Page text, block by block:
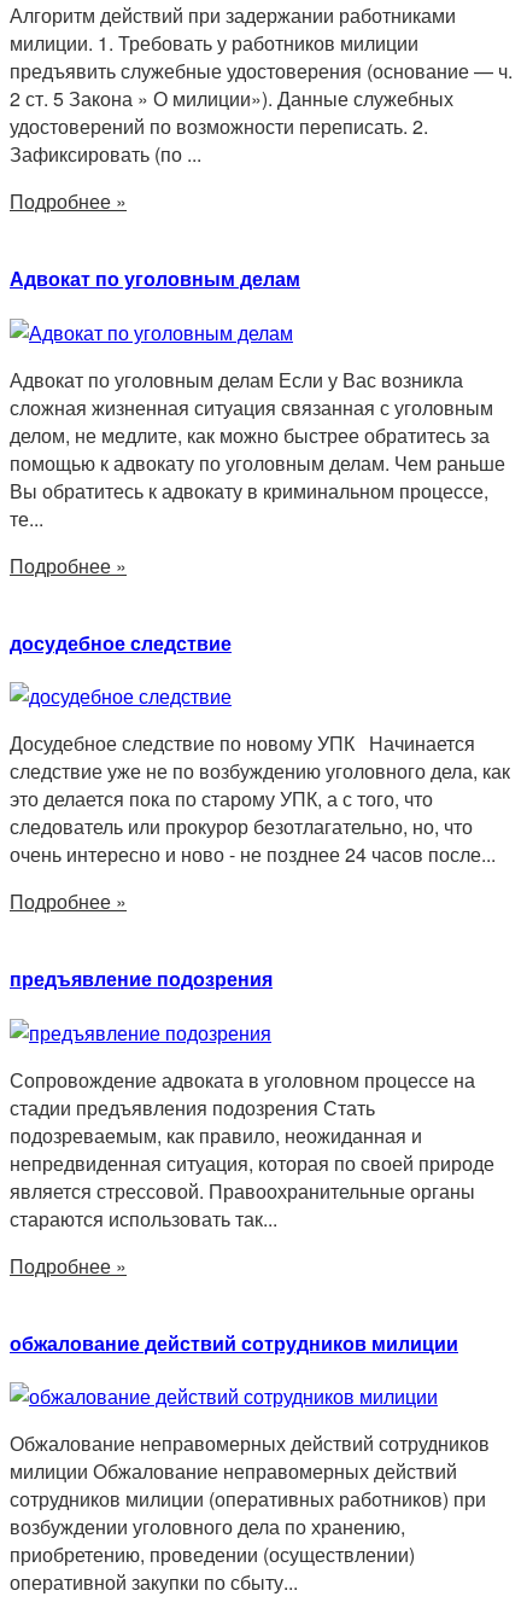
Алгоритм действий при задержании работниками
милиции. 1. Требовать у работников милиции
предъявить служебные удостоверения (основание — ч.
2 ст. 5 Закона » О милиции»). Данные служебных
удостоверений по возможности переписать. 2.
Зафиксировать (по ...
Подробнее »
Адвокат по уголовным делам
Адвокат по уголовным делам Если у Вас возникла
сложная жизненная ситуация связанная с уголовным
делом, не медлите, как можно быстрее обратитесь за
помощью к адвокату по уголовным делам. Чем раньше
Вы обратитесь к адвокату в криминальном процессе,
те...
Подробнее »
досудебное следствие
Досудебное следствие по новому УПК Начинается
следствие уже не по возбуждению уголовного дела, как
это делается пока по старому УПК, а с того, что
следователь или прокурор безотлагательно, но, что
очень интересно и ново - не позднее 24 часов после...
Подробнее »
предъявление подозрения
Сопровождение адвоката в уголовном процессе на
стадии предъявления подозрения Стать
подозреваемым, как правило, неожиданная и
непредвиденная ситуация, которая по своей природе
является стрессовой. Правоохранительные органы
стараются использовать так...
Подробнее »
обжалование действий сотрудников милиции
Обжалование неправомерных действий сотрудников
милиции Обжалование неправомерных действий
сотрудников милиции (оперативных работников) при
возбуждении уголовного дела по хранению,
приобретению, проведении (осуществлении)
оперативной закупки по сбыту...